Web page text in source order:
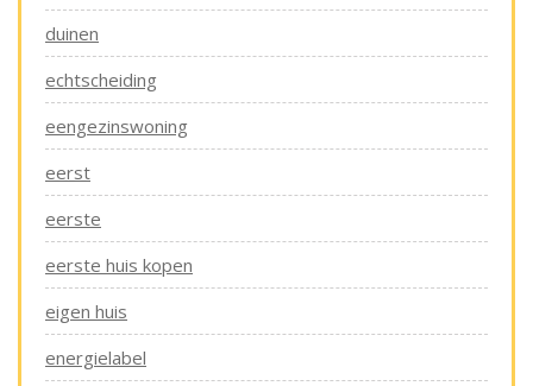
duinen
echtscheiding
eengezinswoning
eerst
eerste
eerste huis kopen
eigen huis
energielabel